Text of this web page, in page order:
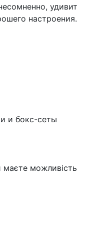
удивит
настроения.
и бокс-сеты
маєте можливість